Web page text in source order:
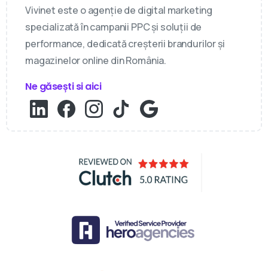
Vivinet este o agenție de digital marketing
specializată în campanii PPC și soluții de
performance, dedicată creșterii brandurilor și
magazinelor online din România.
Ne găsești si aici